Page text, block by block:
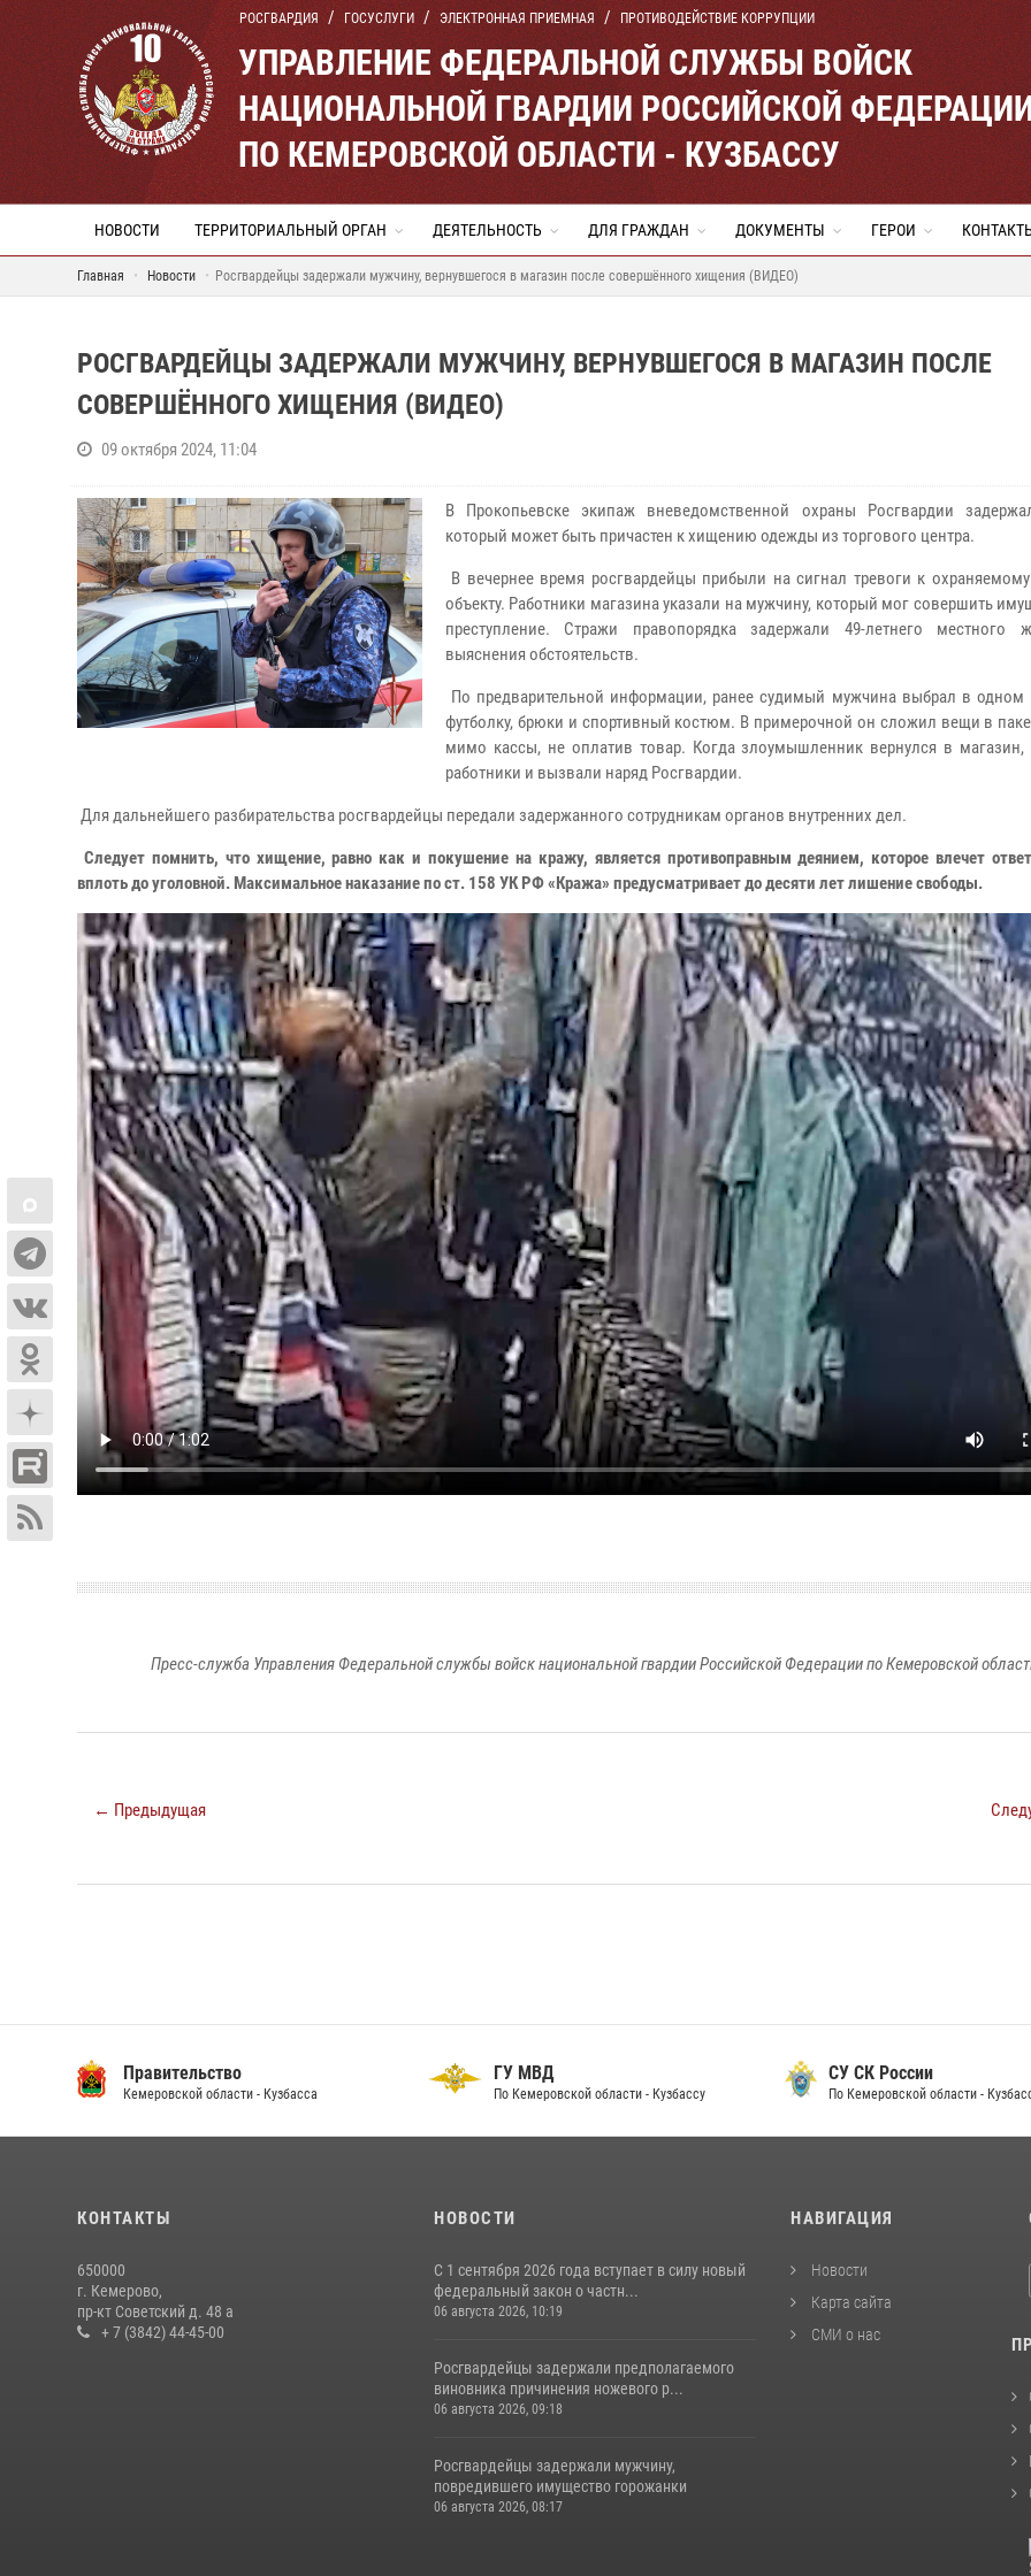
РОСГВАРДИЯ ГОСУСЛУГИ ЭЛЕКТРОННАЯ ПРИЕМНАЯ ПРОТИВОДЕЙСТВИЕ КОРРУПЦИИ
УПРАВЛЕНИЕ ФЕДЕРАЛЬНОЙ СЛУЖБЫ ВОЙСК
НАЦИОНАЛЬНОЙ ГВАРДИИ РОССИЙСКОЙ
ПО КЕМЕРОВСКОЙ ОБЛАСТИ - КУЗБАССУ
НОВОСТИ ТЕРРИТОРИАЛЬНЫЙ ОРГАН ДЕЯТЕЛЬНОСТЬ ДЛЯ ГРАЖДАН ДОКУМЕНТЫ ГЕРОИ
Главная Новости Росгвардейцы задержали мужчину, вернувшегося в магазин после совершённого хищения (ВИДЕО)
РОСГВАРДЕЙЦЫ ЗАДЕРЖАЛИ МУЖЧИНУ, ВЕРНУВШЕГОСЯ В МАГАЗИН ПОСЛЕ
СОВЕРШЁННОГО ХИЩЕНИЯ (ВИДЕО)
09 октября 2024, 11:04
В Прокопьевске экипаж вневедомственной охраны Росгвардии
который может быть причастен к хищению одежды из торгового центра.
В вечернее время росгвардейцы прибыли на сигнал тревоги к
объекту. Работники магазина указали на мужчину, который мог совершить
преступление. Стражи правопорядка задержали 49-летнего местного
выяснения обстоятельств.
По предварительной информации, ранее судимый мужчина выбрал в одном
футболку, брюки и спортивный костюм. В примерочной он сложил вещи в
мимо кассы, не оплатив товар. Когда злоумышленник вернулся в магазин,
работники и вызвали наряд Росгвардии.
Для дальнейшего разбирательства росгвардейцы передали задержанного сотрудникам органов внутренних дел.
Следует помнить, что хищение, равно как и покушение на кражу, является противоправным деянием, которое влечет
вплоть до уголовной. Максимальное наказание по ст. 158 УК РФ «Кража» предусматривает до десяти лет лишение свободы.
Пресс-служба Управления Федеральной службы войск национальной гвардии Российской Федерации по Кемеровской
← Предыдущая
Правительство
Кемеровской области - Кузбасса
ГУ МВД
По Кемеровской области - Кузбассу
СУ СК России
По Кемеровской области -
КОНТАКТЫ
650000
г. Кемерово,
пр-кт Советский д. 48 а
+ 7 (3842) 44-45-00
НОВОСТИ
С 1 сентября 2026 года вступает в силу новый
федеральный закон о частн...
06 августа 2026, 10:19
Росгвардейцы задержали предполагаемого
виновника причинения ножевого р...
06 августа 2026, 09:18
Росгвардейцы задержали мужчину,
повредившего имущество горожанки
06 августа 2026, 08:17
НАВИГАЦИЯ
Новости
Карта сайта
СМИ о нас